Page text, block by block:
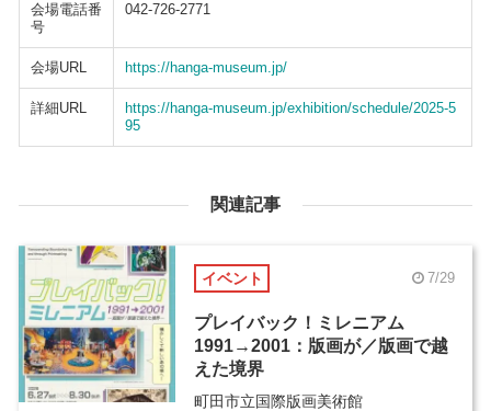
会場電話番
号
042-726-2771
会場URL https://hanga-museum.jp/
詳細URL
https://hanga-museum.jp/exhibition/schedule/2025-5
95
関連記事
イベント 7/29
プレイバック！ミレニアム
1991→2001：版画が／版画で越
えた境界
町田市立国際版画美術館